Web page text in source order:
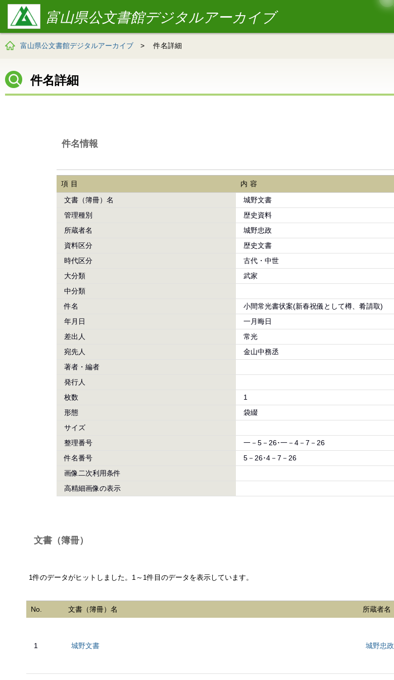
富山県公文書館デジタルアーカイブ
富山県公文書館デジタルアーカイブ >件名詳細
件名詳細
件名情報
項目
内容
文書（簿冊）名
城野文書
管理種別
歴史資料
所蔵者名
城野忠政
資料区分
歴史文書
時代区分
古代・中世
大分類
武家
中分類
件名
小間常光書状案(新春祝儀として樽、肴請取)
年月日
一月晦日
差出人
常光
宛先人
金山中務丞
著者・編者
発行人
枚数
1
形態
袋綴
サイズ
整理番号
一－5－26･一－4－7－26
件名番号
5－26･4－7－26
画像二次利用条件
高精細画像の表示
文書（簿冊）
1件のデータがヒットしました。1～1件目のデータを表示しています。
No. 文書（簿冊）名 所蔵者名
1 城野文書 城野忠政